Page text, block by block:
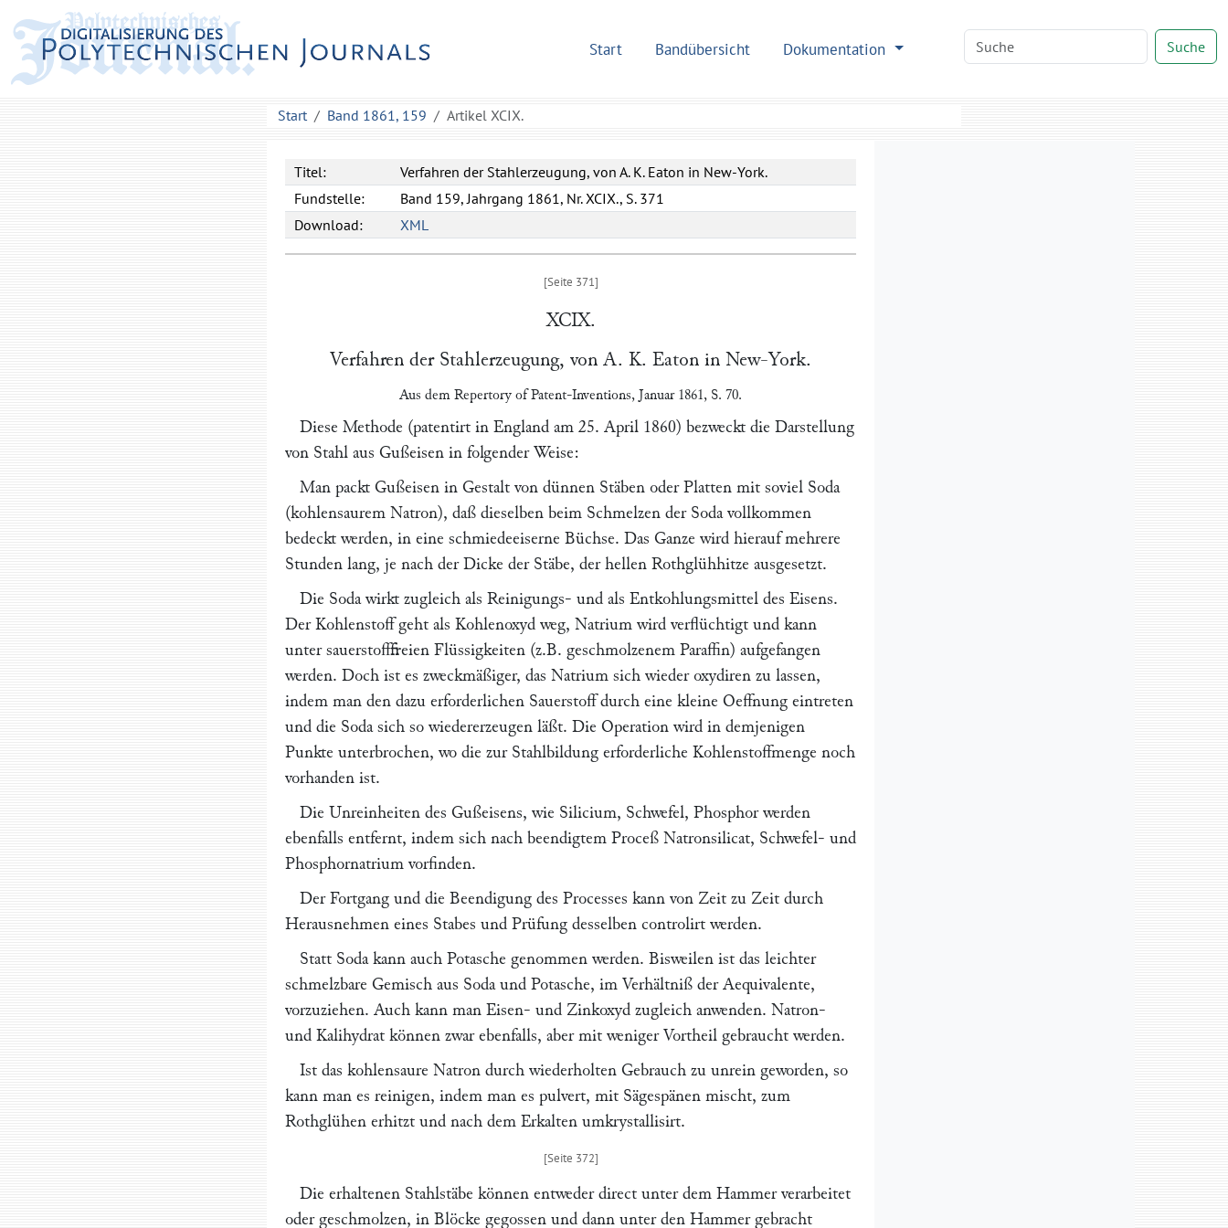
Start Bandübersicht Dokumentation Suche
Start Band 1861, 159 Artikel XCIX.
Titel:
Verfahren der Stahlerzeugung, von A. K. Eaton in New-York.
Fundstelle:
Band 159, Jahrgang 1861, Nr. XCIX., S. 371
Download:
XML
XCIX.
Verfahren der Stahlerzeugung, von A. K. Eaton in New-York.
Aus dem Repertory of Patent-Inventions, Januar 1861, S. 70.
Diese Methode (patentirt in England am 25. April 1860) bezweckt die Darstellung
von Stahl aus Gußeisen in folgender Weise:
Man packt Gußeisen in Gestalt von dünnen Stäben oder Platten mit soviel Soda
(kohlensaurem Natron), daß dieselben beim Schmelzen der Soda vollkommen
bedeckt werden, in eine schmiedeeiserne Büchse. Das Ganze wird hierauf mehrere
Stunden lang, je nach der Dicke der Stäbe, der hellen Rothglühhitze ausgesetzt.
Die Soda wirkt zugleich als Reinigungs- und als Entkohlungsmittel des Eisens.
Der Kohlenstoff geht als Kohlenoxyd weg, Natrium wird verflüchtigt und kann
unter sauerstofffreien Flüssigkeiten (z.B. geschmolzenem Paraffin) aufgefangen
werden. Doch ist es zweckmäßiger, das Natrium sich wieder oxydiren zu lassen,
indem man den dazu erforderlichen Sauerstoff durch eine kleine Oeffnung eintreten
und die Soda sich so wiedererzeugen läßt. Die Operation wird in demjenigen
Punkte unterbrochen, wo die zur Stahlbildung erforderliche Kohlenstoffmenge noch
vorhanden ist.
Die Unreinheiten des Gußeisens, wie Silicium, Schwefel, Phosphor werden
ebenfalls entfernt, indem sich nach beendigtem Proceß Natronsilicat, Schwefel- und
Phosphornatrium vorfinden.
Der Fortgang und die Beendigung des Processes kann von Zeit zu Zeit durch
Herausnehmen eines Stabes und Prüfung desselben controlirt werden.
Statt Soda kann auch Potasche genommen werden. Bisweilen ist das leichter
schmelzbare Gemisch aus Soda und Potasche, im Verhältniß der Aequivalente,
vorzuziehen. Auch kann man Eisen- und Zinkoxyd zugleich anwenden. Natron-
und Kalihydrat können zwar ebenfalls, aber mit weniger Vortheil gebraucht werden.
Ist das kohlensaure Natron durch wiederholten Gebrauch zu unrein geworden, so
kann man es reinigen, indem man es pulvert, mit Sägespänen mischt, zum
Rothglühen erhitzt und nach dem Erkalten umkrystallisirt.
Die erhaltenen Stahlstäbe können entweder direct unter dem Hammer verarbeitet
oder geschmolzen, in Blöcke gegossen und dann unter den Hammer gebracht